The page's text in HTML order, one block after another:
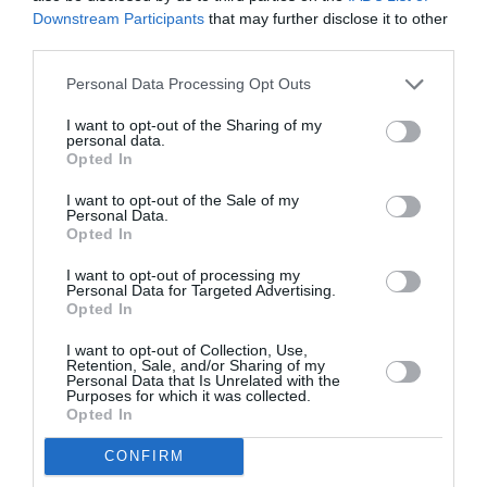
Downstream Participants that may further disclose it to other
Personal Data Processing Opt Outs
I want to opt-out of the Sharing of my
personal data.
Opted In
I want to opt-out of the Sale of my
Personal Data.
Opted In
I want to opt-out of processing my
Personal Data for Targeted Advertising.
Opted In
I want to opt-out of Collection, Use,
Retention, Sale, and/or Sharing of my
Personal Data that Is Unrelated with the
Purposes for which it was collected.
Opted In
CONFIRM
Riverside din Middlesbrough, o parte din aproximativ
7.500 de fani care s-au adunat la amicalul dintre
echipa națională Southgate și Austria (1-0) au decis
să urle în timpul unui moment de meditație în